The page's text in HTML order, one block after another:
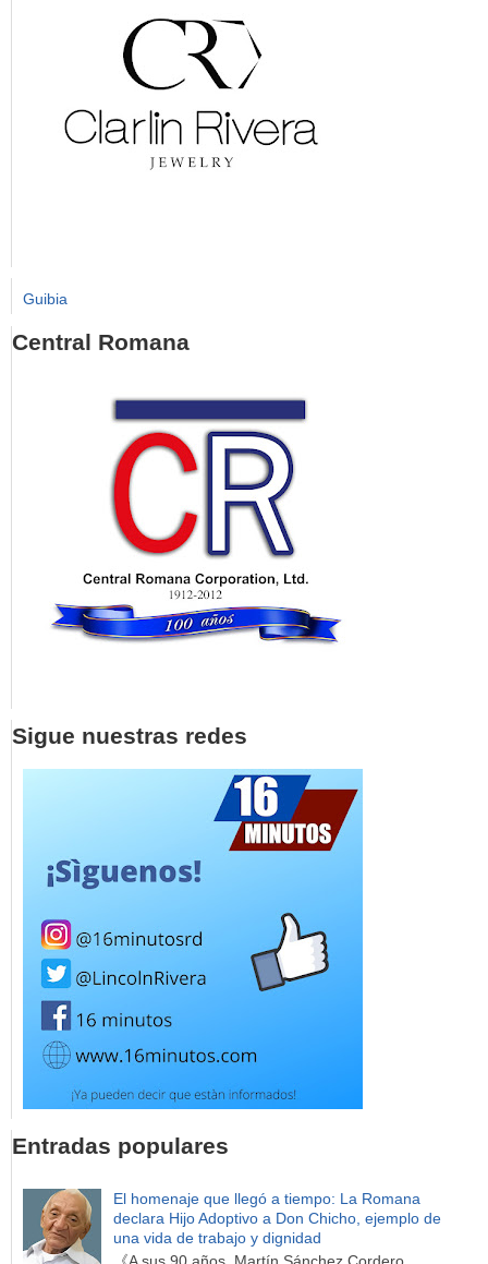
Guibia
Central Romana
Sigue nuestras redes
Entradas populares
El homenaje que llegó a tiempo: La Romana
declara Hijo Adoptivo a Don Chicho, ejemplo de
una vida de trabajo y dignidad